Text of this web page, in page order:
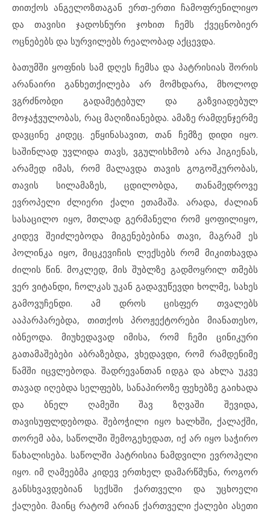
თითქოს ანგელოზთაგან ერთ-ერთი ჩამოფრენილიყო
და თავისი ჯადოსნური ჯოხით ჩემს ქვეცნობიერ
ოცნებებს და სურვილებს რეალობად აქცევდა.
ბათუმში ყოფნის სამ დღეს ჩემსა და პატრისიას შორის
არანაირი განხეთქილება არ მომხდარა, მხოლოდ
ვგრძნობდი გადამეტებულ და გაზვიადებულ
მოჯაჭვულობას, რაც მაღიზიანებდა. ამაზე რამდენჯერმე
დავცინე კიდეც. ეწყინასავით, თან ჩემზე დიდი იყო.
საშინლად უვლიდა თავს, ვგულისხმობ არა ჰიგიენას,
არამედ იმას, რომ მალავდა თავის გოგოშკურობას,
თავის სილამაზეს, ცდილობდა, თანამედროვე
ევროპელი ძლიერი ქალი ეთამაშა. არადა, ძალიან
სასაცილო იყო, მთლად გერმანელი რომ ყოფილიყო,
კიდევ შეიძლებოდა მიგენებებინა თავი, მაგრამ ეს
პოლინკა იყო, მიცკევიჩის ლექსებს რომ მიკითხავდა
ძილის წინ. მოკლედ, მის შუბლზე გადმოყრილ თმებს
ვერ ვიტანდი, ჩოლკას უკან გადავუწევდი ხოლმე, სახეს
გამოვუჩენდი. ამ დროს ცისფერ თვალებს
ააპარპარებდა, თითქოს პროჟექტორები მიანათესო,
იბნეოდა. მიუხედავად იმისა, რომ ჩემი ცინიკური
გათამაშებები აბრაზებდა, ვხედავდი, რომ რამდენიმე
წამში იცვლებოდა. შადრევანთან იდგა და ახლა უკვე
თავად იღებდა სელფებს, სანაპიროზე ფეხებზე გაიხადა
და ბნელ ღამეში შავ ზღვაში შევიდა,
თავისუფლდებოდა. შებოჭილი იყო ხალხში, ქალაქში,
თორემ აბა, საწოლში შემოგეხედათ, იქ არ იყო საჭირო
წახალისება. საწოლში პატრისია ნამდვილი ევროპელი
იყო. იმ ღამეებმა კიდევ ერთხელ დამარწმუნა, როგორ
განსხვავდებიან სექსში ქართველი და უცხოელი
ქალები. მაინც რატომ არიან ქართველი ქალები ასეთი